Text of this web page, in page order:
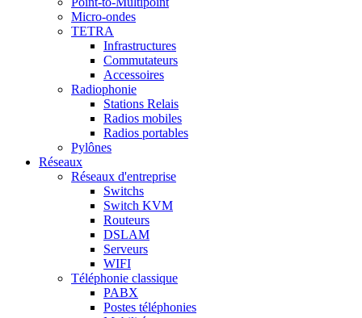
Micro-ondes
TETRA
Infrastructures
Commutateurs
Accessoires
Radiophonie
Stations Relais
Radios mobiles
Radios portables
Pylônes
Réseaux
Réseaux d'entreprise
Switchs
Switch KVM
Routeurs
DSLAM
Serveurs
WIFI
Téléphonie classique
PABX
Postes téléphonies